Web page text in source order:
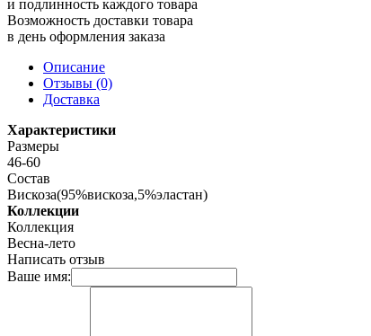
и подлинность каждого товара
Возможность доставки товара
в день оформления заказа
Описание
Отзывы (0)
Доставка
Характеристики
Размеры
46-60
Состав
Вискоза(95%вискоза,5%эластан)
Коллекции
Коллекция
Весна-лето
Написать отзыв
Ваше имя: